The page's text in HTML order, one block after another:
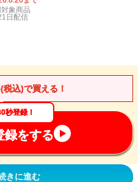
象商品
日 配信
(税込)で買える！
秒登録！
録をする
きに進む